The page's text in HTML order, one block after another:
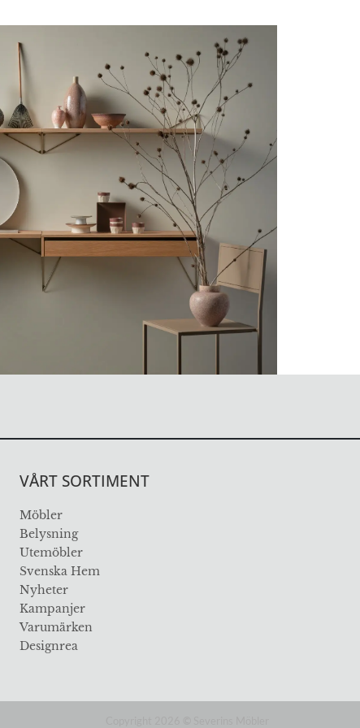
VÅRT SORTIMENT
Möbler
Belysning
Utemöbler
Svenska Hem
Nyheter
Kampanjer
Varumärken
Designrea